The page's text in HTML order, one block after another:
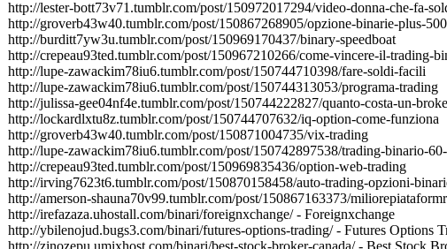
http://lester-bott73v71.tumblr.com/post/150972017294/video-donna-che-fa-
http://groverb43w40.tumblr.com/post/150867268905/opzione-binarie-plus-
http://burditt7yw3u.tumblr.com/post/150969170437/binary-speedboat
http://crepeau93ted.tumblr.com/post/150967210266/come-vincere-il-trading-
http://lupe-zawackim78iu6.tumblr.com/post/150744710398/fare-soldi-facili
http://lupe-zawackim78iu6.tumblr.com/post/150744313053/programa-trading
http://julissa-gee04nf4e.tumblr.com/post/150744222827/quanto-costa-un-
http://lockardlxtu8z.tumblr.com/post/150744707632/iq-option-come-funziona
http://groverb43w40.tumblr.com/post/150871004735/vix-trading
http://lupe-zawackim78iu6.tumblr.com/post/150742897538/trading-binario-
http://crepeau93ted.tumblr.com/post/150969835436/option-web-trading
http://irving7623t6.tumblr.com/post/150870158458/auto-trading-opzioni-
http://amerson-shauna70v99.tumblr.com/post/150867163373/
http://irefazaza.uhostall.com/binari/foreignxchange/ - Foreignxchange
http://ybilenojud.bugs3.com/binari/futures-options-trading/ - Futures Options
http://zinozepu.umixhost.com/binari/best-stock-broker-canada/ - Best Stock